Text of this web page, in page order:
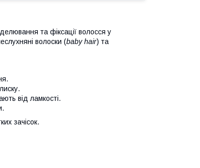
та фіксації волосся у
волоски (baby hair) та
від ламкості.
зачісок.